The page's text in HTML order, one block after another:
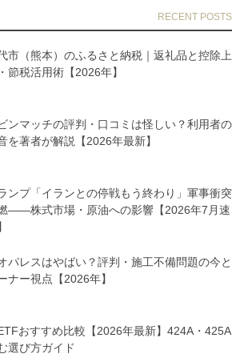
市（熊本）のふるさと納税｜返礼品と控除上
節税活用術【2026年】
ンマッチの評判・口コミは怪しい？利用者の
を著者が解説【2026年最新】
ンプ「イランとの停戦もう終わり」軍事衝突
——株式市場・原油への影響【2026年7月速
パレスはやばい？評判・施工不備問題の今と
ナー視点【2026年】
おすすめ比較【2026年最新】424A・425A
選び方ガイド